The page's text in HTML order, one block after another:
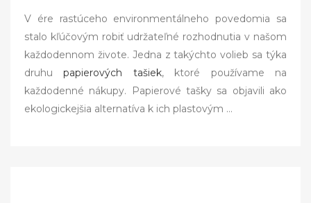
t
e
d
o
n
V ére rastúceho environmentálneho povedomia sa
stalo kľúčovým robiť udržateľné rozhodnutia v našom
každodennom živote. Jedna z takýchto volieb sa týka
druhupapierových tašiek, ktoré používame na
každodenné nákupy. Papierové tašky sa objavili ako
ekologickejšia alternatíva k ich plastovým …